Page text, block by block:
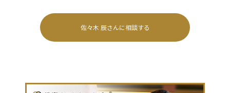
佐々木 辰さんに相談する